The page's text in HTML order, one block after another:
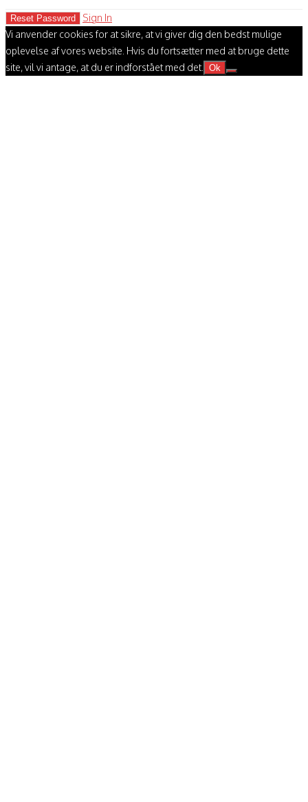
Sign In
Vi anvender cookies for at sikre, at vi giver dig den bedst mulige
oplevelse af vores website. Hvis du fortsætter med at bruge dette
site, vil vi antage, at du er indforstået med det.
Ok